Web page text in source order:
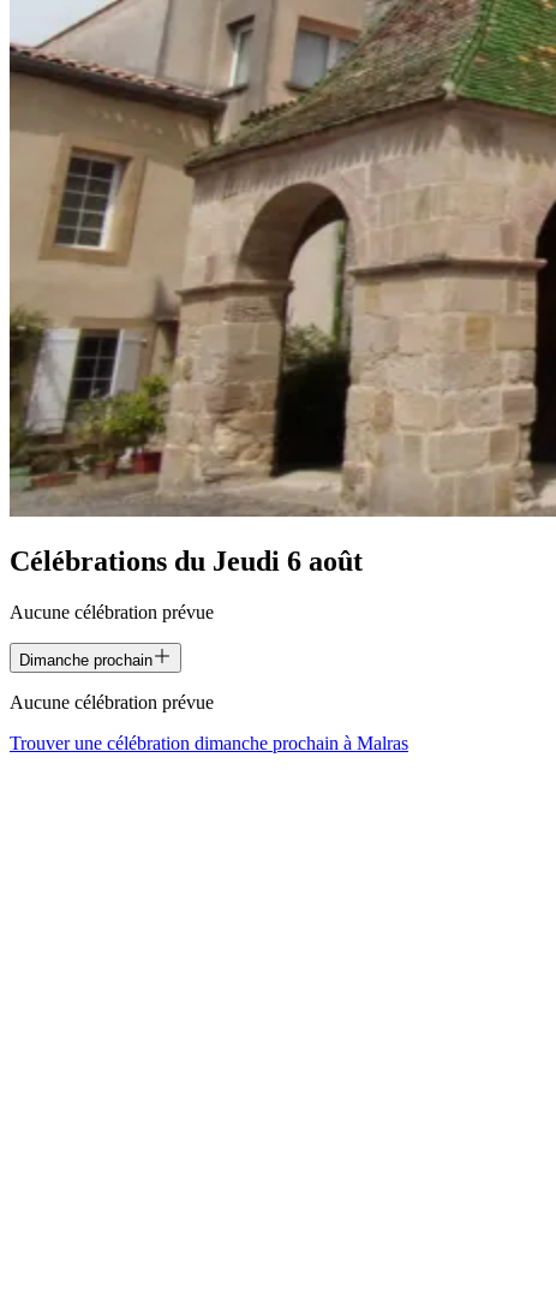
Célébrations du Jeudi 6 août
Aucune célébration prévue
Dimanche prochain
Aucune célébration prévue
Trouver une célébration dimanche prochain à Malras